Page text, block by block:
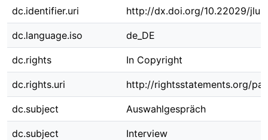
dc.identifier.uri http://dx.doi.org/10.22029/
dc.language.iso de_DE
dc.rights In Copyright
dc.rights.uri http://rightsstatements.org/
dc.subject Auswahlgespräch
dc.subject Interview